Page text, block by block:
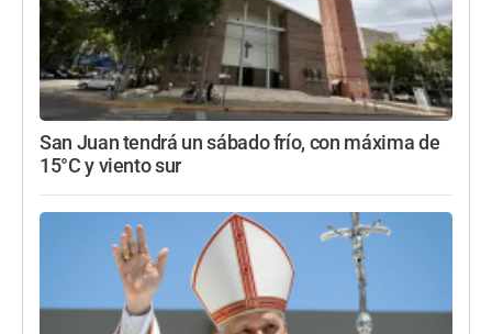
San Juan tendrá un sábado frío, con máxima de
15°C y viento sur